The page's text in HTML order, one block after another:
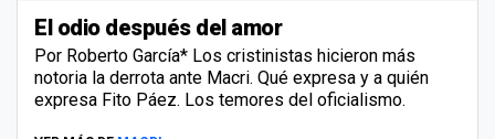
El odio después del amor
Por Roberto García* Los cristinistas hicieron más
notoria la derrota ante Macri. Qué expresa y a quién
expresa Fito Páez. Los temores del oficialismo.